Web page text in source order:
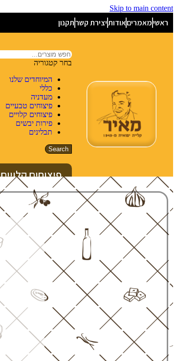
Skip to main content
ראשימאמריםאודותיצירת קשרתקנון
בחר קטגוריה
המיוחדים שלנו
כללי
מעדניה
פיצוחים טבעיים
פיצוחים קלויים
פירות יבשים
תבלינים
Search
פיצוחים קלויים